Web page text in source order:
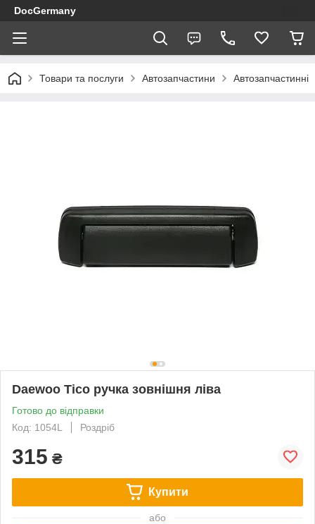
DocGermany
Товари та послуги Автозапчастини Автозапчастинні
Daewoo Tico ручка зовнішня ліва
Готово до відправки
Код: 1054L
Роздріб
315 ₴
Купити
або